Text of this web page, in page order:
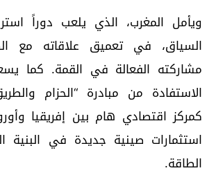
ويأمل المغرب، الذي يلعب دوراً
السياق، في تعميق علاقاته مع
مشاركته الفعالة في القمة. كما
الاستفادة من مبادرة “الحزام
كمركز اقتصادي هام بين إفريقيا
استثمارات صينية جديدة في البنية
الطاقة.